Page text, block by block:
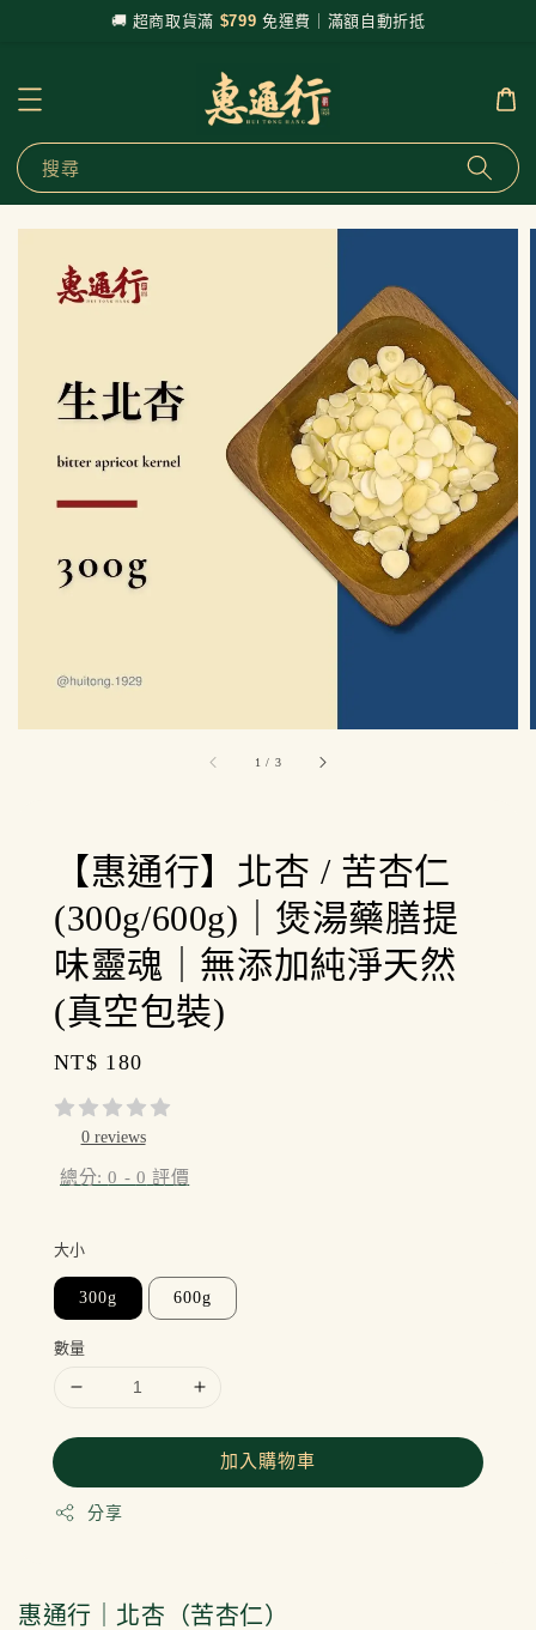
🚚 超商取貨滿 $799 免運費｜滿額自動折抵
搜尋
1 / 3
【惠通行】北杏 / 苦杏仁
(300g/600g)｜煲湯藥膳提
味靈魂｜無添加純淨天然
(真空包裝)
Regular
price
NT$ 180
0 reviews
總分:0 - 0 評價
大小
300g 600g
數量
加入購物車
分享
惠通行｜北杏（苦杏仁）